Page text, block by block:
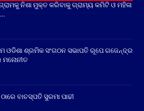
ନିଶା ମୁକ୍ତ କରିବାକୁ ଗ୍ରାମ୍ୟ କମିଟି ଓ ମହିଳା
ଓଡିଶା ଶ୍ରମିକ ସଂଗଠନ ସଭାପତି ରୂପେ ଗଜେନ୍ଦ୍ର
ବାଚସ୍ପତି ସୁରମା ପାଢୀ